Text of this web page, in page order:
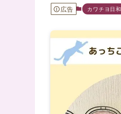
広告 カワチヨ日和